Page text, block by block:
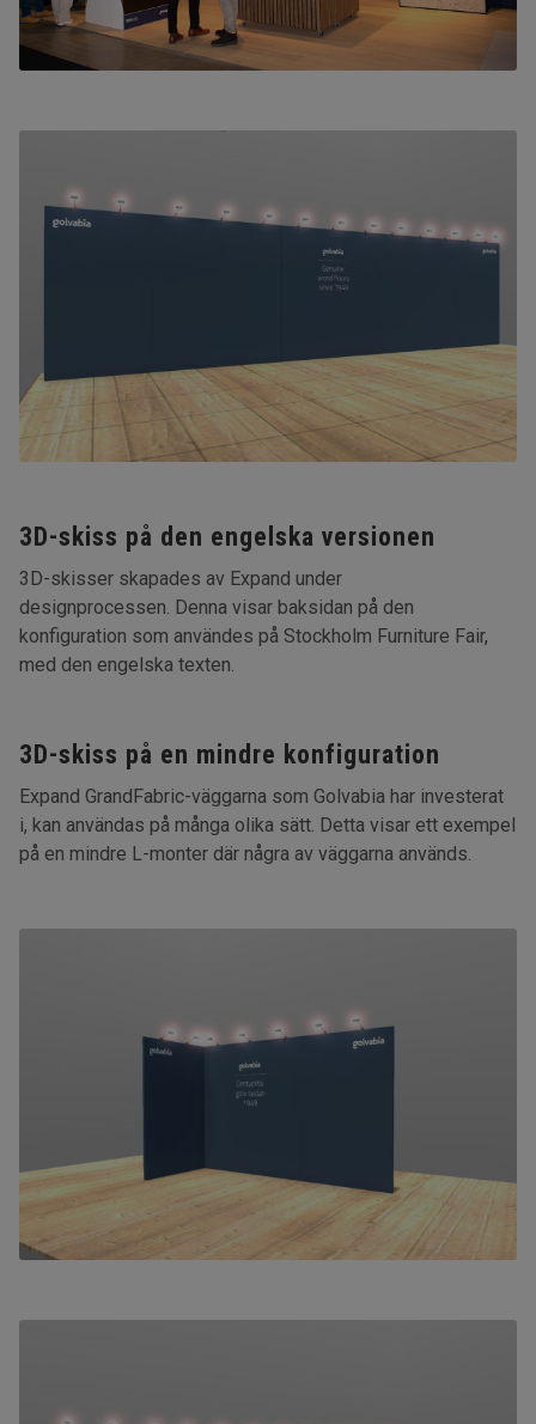
3D-skiss på den engelska versionen
3D-skisser skapades av Expand under
designprocessen. Denna visar baksidan på den
konfiguration som användes på Stockholm Furniture Fair,
med den engelska texten.
3D-skiss på en mindre konfiguration
Expand GrandFabric-väggarna som Golvabia har investerat
i, kan användas på många olika sätt. Detta visar ett exempel
på en mindre L-monter där några av väggarna används.